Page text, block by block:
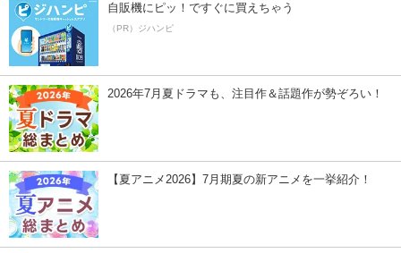
自販機にピッ！ですぐに買えちゃう
（PR）ジハンピ
2026年7月夏ドラマも、注目作＆話題作が勢ぞろい！
【夏アニメ2026】7月期夏の新アニメを一挙紹介！